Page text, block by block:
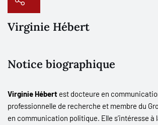
Virginie Hébert
Notice biographique
Virginie Hébert est docteure en
professionnelle de recherche et membre du
en communication politique. Elle s’intéresse